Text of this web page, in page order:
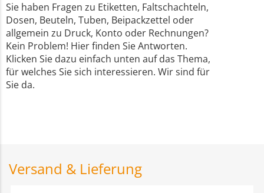
Sie haben Fragen zu Etiketten, Faltschachteln,
Dosen, Beuteln, Tuben, Beipackzettel oder
allgemein zu Druck, Konto oder Rechnungen?
Kein Problem! Hier finden Sie Antworten.
Klicken Sie dazu einfach unten auf das Thema,
für welches Sie sich interessieren. Wir sind für
Sie da.
Versand & Lieferung